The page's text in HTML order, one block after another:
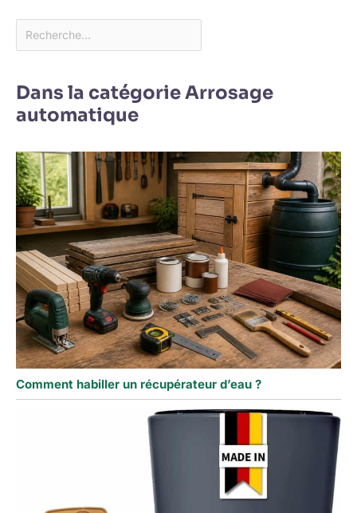
Dans la catégorie Arrosage
automatique
Comment habiller un récupérateur d’eau ?